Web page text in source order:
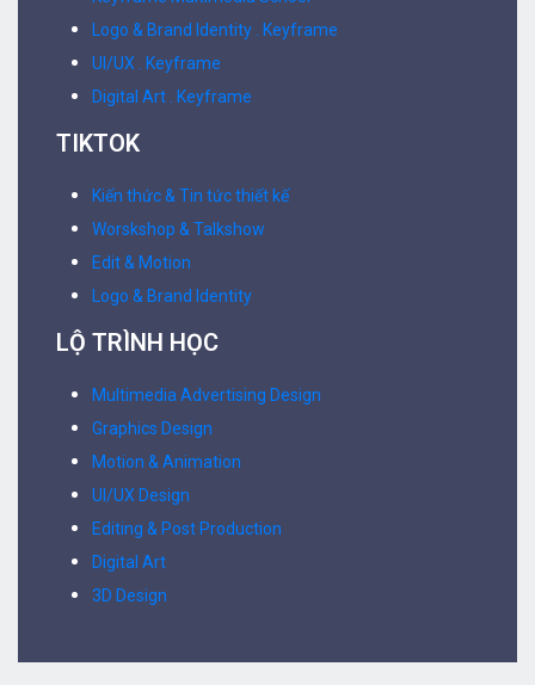
Logo & Brand Identity . Keyframe
UI/UX . Keyframe
Digital Art . Keyframe
TIKTOK
Kiến thức & Tin tức thiết kế
Worskshop & Talkshow
Edit & Motion
Logo & Brand Identity
LỘ TRÌNH HỌC
Multimedia Advertising Design
Graphics Design
Motion & Animation
UI/UX Design
Editing & Post Production
Digital Art
3D Design